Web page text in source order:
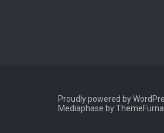
Proudly powered by
Mediaphase by